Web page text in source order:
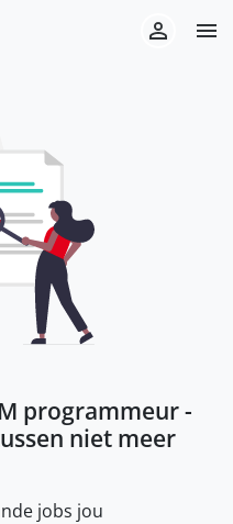
programmeur -
niet meer
jobs jou